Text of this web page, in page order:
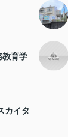
教育学
カイタ